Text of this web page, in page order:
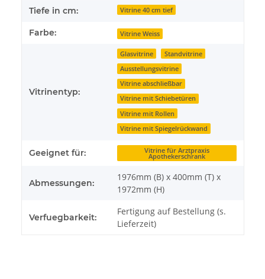
Tiefe in cm: Vitrine 40 cm tief
Farbe: Vitrine Weiss
Vitrinentyp:
Glasvitrine
Standvitrine
Ausstellungsvitrine
Vitrine abschließbar
Vitrine mit Schiebetüren
Vitrine mit Rollen
Vitrine mit Spiegelrückwand
Geeignet für: Vitrine für Arztpraxis
Apothekerschrank
Abmessungen:
1976mm (B) x 400mm (T) x
1972mm (H)
Verfuegbarkeit:
Fertigung auf Bestellung (s.
Lieferzeit)